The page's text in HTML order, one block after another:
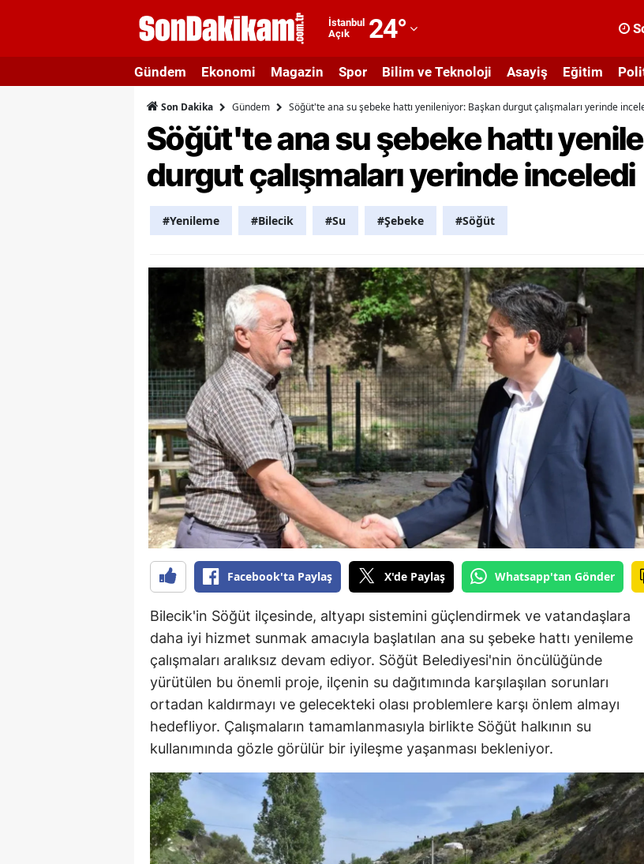
İstanbul
Açık
24°
Adıyaman
Afyonkarahisar
Ağrı
Amasya
Ankara
Artvin
Aydın
Balıkesir
Bilecik
Bingöl
Bitlis
Bolu
Burdur
Bursa
Çanakkale
Çankırı
Çorum
Denizli
Edirne
Elazığ
Erzurum
Eskişehir
Gündem Ekonomi Magazin Spor Bilim ve Teknoloji Asayiş Eğitim
Son Dakika Gündem Söğüt'te ana su şebeke hattı yenileniyor: Başkan durgut çalışmaları yerinde
Söğüt'te ana su şebeke hattı
durgut çalışmaları yerinde inceledi
#Yenileme #Bilecik #Su #Şebeke #Söğüt
Facebook'ta Paylaş X'de Paylaş Whatsapp'tan Gönder
Bilecik'in Söğüt ilçesinde, altyapı sistemini güçlendirmek ve vatandaşlara
daha iyi hizmet sunmak amacıyla başlatılan ana su şebeke hattı yenileme
çalışmaları aralıksız devam ediyor. Söğüt Belediyesi'nin öncülüğünde
yürütülen bu önemli proje, ilçenin su dağıtımında karşılaşılan sorunları
ortadan kaldırmayı ve gelecekteki olası problemlere karşı önlem almayı
hedefliyor. Çalışmaların tamamlanmasıyla birlikte Söğüt halkının su
kullanımında gözle görülür bir iyileşme yaşanması bekleniyor.